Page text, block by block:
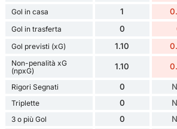
Gol in casa 1
Gol in trasferta 0
Gol previsti (xG) 1.10
Non-penalità xG
(npxG)
1.10
Rigori Segnati 0
Triplette 0
3 o più Gol 0